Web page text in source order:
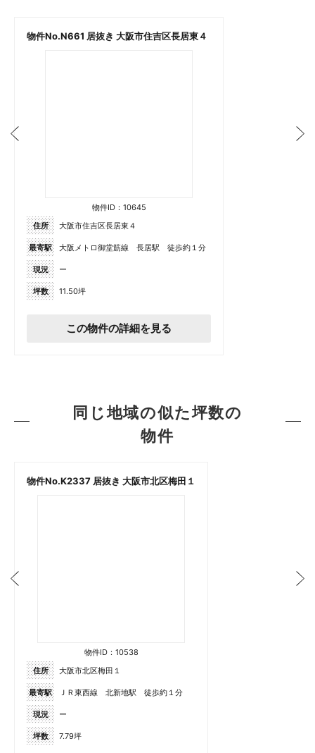
物件No.N661 居抜き 大阪市住吉区長居東４
物件ID：10645
住所
大阪市住吉区長居東４
最寄駅 大阪メトロ御堂筋線 長居駅 徒歩約１分
現況 ー
坪数 11.50坪
この物件の詳細を見る
同じ地域の似た坪数の
物件
物件No.K2337 居抜き 大阪市北区梅田１
物件ID：10538
住所
大阪市北区梅田１
最寄駅 ＪＲ東西線 北新地駅 徒歩約１分
現況 ー
坪数 7.79坪